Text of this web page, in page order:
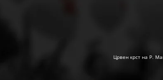
Црвен крст на Р.